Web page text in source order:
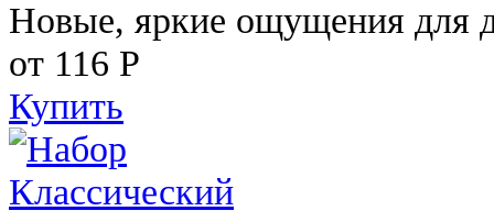
Новые, яркие ощущения для
от 116 Р
Купить